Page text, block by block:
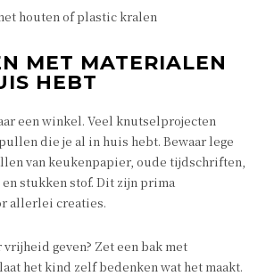
houten of plastic kralen
MET MATERIALEN
HEBT
een winkel. Veel knutselprojecten
die je al in huis hebt. Bewaar lege
van keukenpapier, oude tijdschriften,
stukken stof. Dit zijn prima
allerlei creaties.
geven? Zet een bak met
het kind zelf bedenken wat het maakt.